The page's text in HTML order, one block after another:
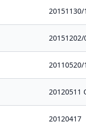
20151130/
20120511
20120417